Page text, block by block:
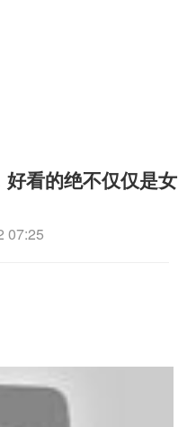
好看的绝不仅仅是女
07:25